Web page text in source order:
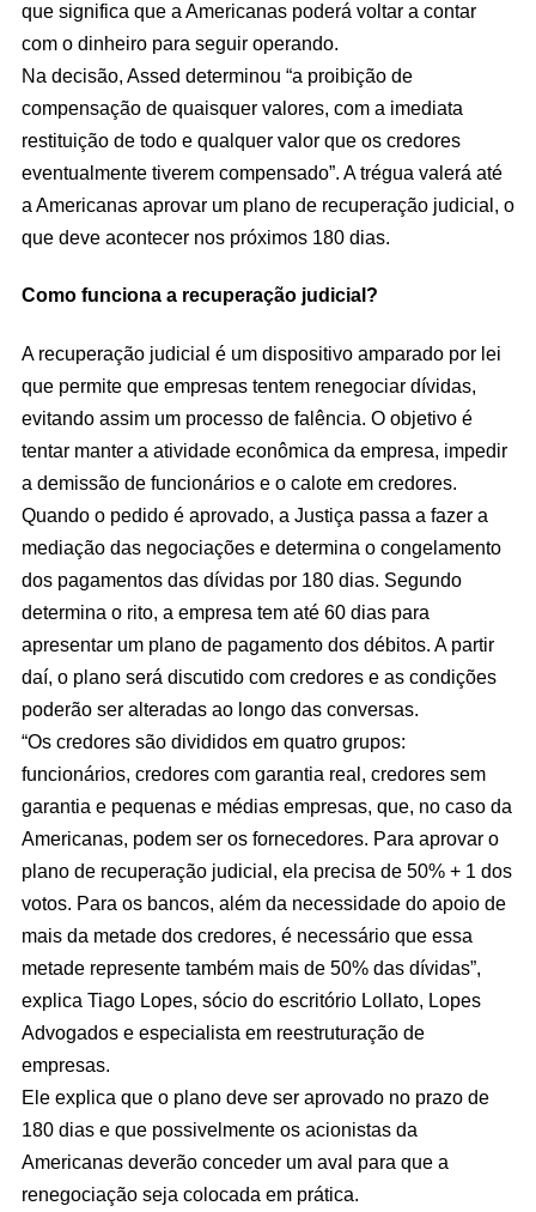
que significa que a Americanas poderá voltar a contar
com o dinheiro para seguir operando.
Na decisão, Assed determinou “a proibição de
compensação de quaisquer valores, com a imediata
restituição de todo e qualquer valor que os credores
eventualmente tiverem compensado”. A trégua valerá até
a Americanas aprovar um plano de recuperação judicial, o
que deve acontecer nos próximos 180 dias.
Como funciona a recuperação judicial?
A recuperação judicial é um dispositivo amparado por lei
que permite que empresas tentem renegociar dívidas,
evitando assim um processo de falência. O objetivo é
tentar manter a atividade econômica da empresa, impedir
a demissão de funcionários e o calote em credores.
Quando o pedido é aprovado, a Justiça passa a fazer a
mediação das negociações e determina o congelamento
dos pagamentos das dívidas por 180 dias. Segundo
determina o rito, a empresa tem até 60 dias para
apresentar um plano de pagamento dos débitos. A partir
daí, o plano será discutido com credores e as condições
poderão ser alteradas ao longo das conversas.
“Os credores são divididos em quatro grupos:
funcionários, credores com garantia real, credores sem
garantia e pequenas e médias empresas, que, no caso da
Americanas, podem ser os fornecedores. Para aprovar o
plano de recuperação judicial, ela precisa de 50% + 1 dos
votos. Para os bancos, além da necessidade do apoio de
mais da metade dos credores, é necessário que essa
metade represente também mais de 50% das dívidas”,
explica Tiago Lopes, sócio do escritório Lollato, Lopes
Advogados e especialista em reestruturação de
empresas.
Ele explica que o plano deve ser aprovado no prazo de
180 dias e que possivelmente os acionistas da
Americanas deverão conceder um aval para que a
renegociação seja colocada em prática.